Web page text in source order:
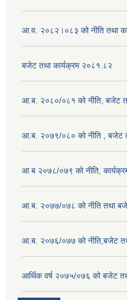
आ.व. २०८२।०८३ को नीति तथा
बजेट तथा कार्यक्रम २०८१.८२
आ.ब. २०८०/०८१ को नीति, बजेट
आ.ब. २०७९/०८० को नीति , बजेट
आ ब २०७८/०७९ को नीति,
आ.ब. २०७७/०७८ को नीति तथा
आ.ब. २०७६/०७७ को नीति,बजेट
आर्थिक वर्ष २०७५/०७६ को बजेट